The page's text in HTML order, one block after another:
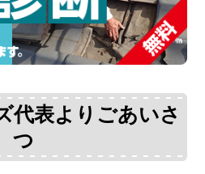
代表よりごあいさ
つ